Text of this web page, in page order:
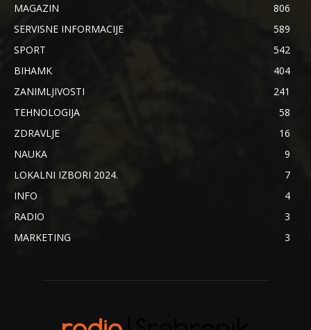
MAGAZIN
806
SERVISNE INFORMACIJE
589
SPORT
542
BIHAMK
404
ZANIMLJIVOSTI
241
TEHNOLOGIJA
58
ZDRAVLJE
16
NAUKA
9
LOKALNI IZBORI 2024.
7
INFO
4
RADIO
3
MARKETING
3